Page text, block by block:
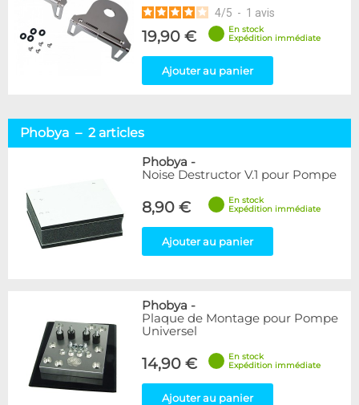
4/5 - 1 avis
19,90 €
En stock
Expédition immédiate
Ajouter au panier
Phobya – 2 articles
Phobya -
Noise Destructor V.1 pour Pompe
8,90 €
En stock
Expédition immédiate
Ajouter au panier
Phobya -
Plaque de Montage pour Pompe
Universel
14,90 €
En stock
Expédition immédiate
Ajouter au panier